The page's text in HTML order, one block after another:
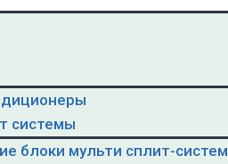
системы
блоки мульти сплит-систем